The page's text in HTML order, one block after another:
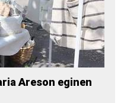
Areson eginen